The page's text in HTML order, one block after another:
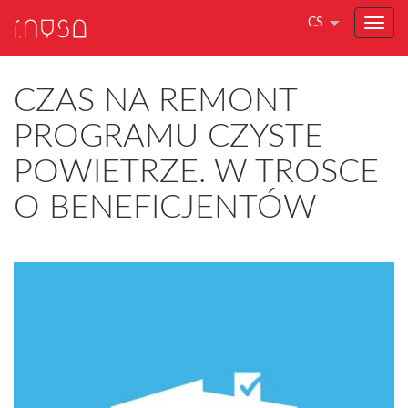
CS
CZAS NA REMONT
PROGRAMU CZYSTE
POWIETRZE. W TROSCE
O BENEFICJENTÓW